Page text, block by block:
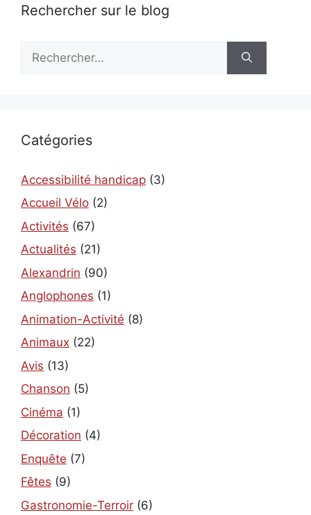
Rechercher sur le blog
Catégories
Accessibilité handicap (3)
Accueil Vélo (2)
Activités (67)
Actualités (21)
Alexandrin (90)
Anglophones (1)
Animation-Activité (8)
Animaux (22)
Avis (13)
Chanson (5)
Cinéma (1)
Décoration (4)
Enquête (7)
Fêtes (9)
Gastronomie-Terroir (6)